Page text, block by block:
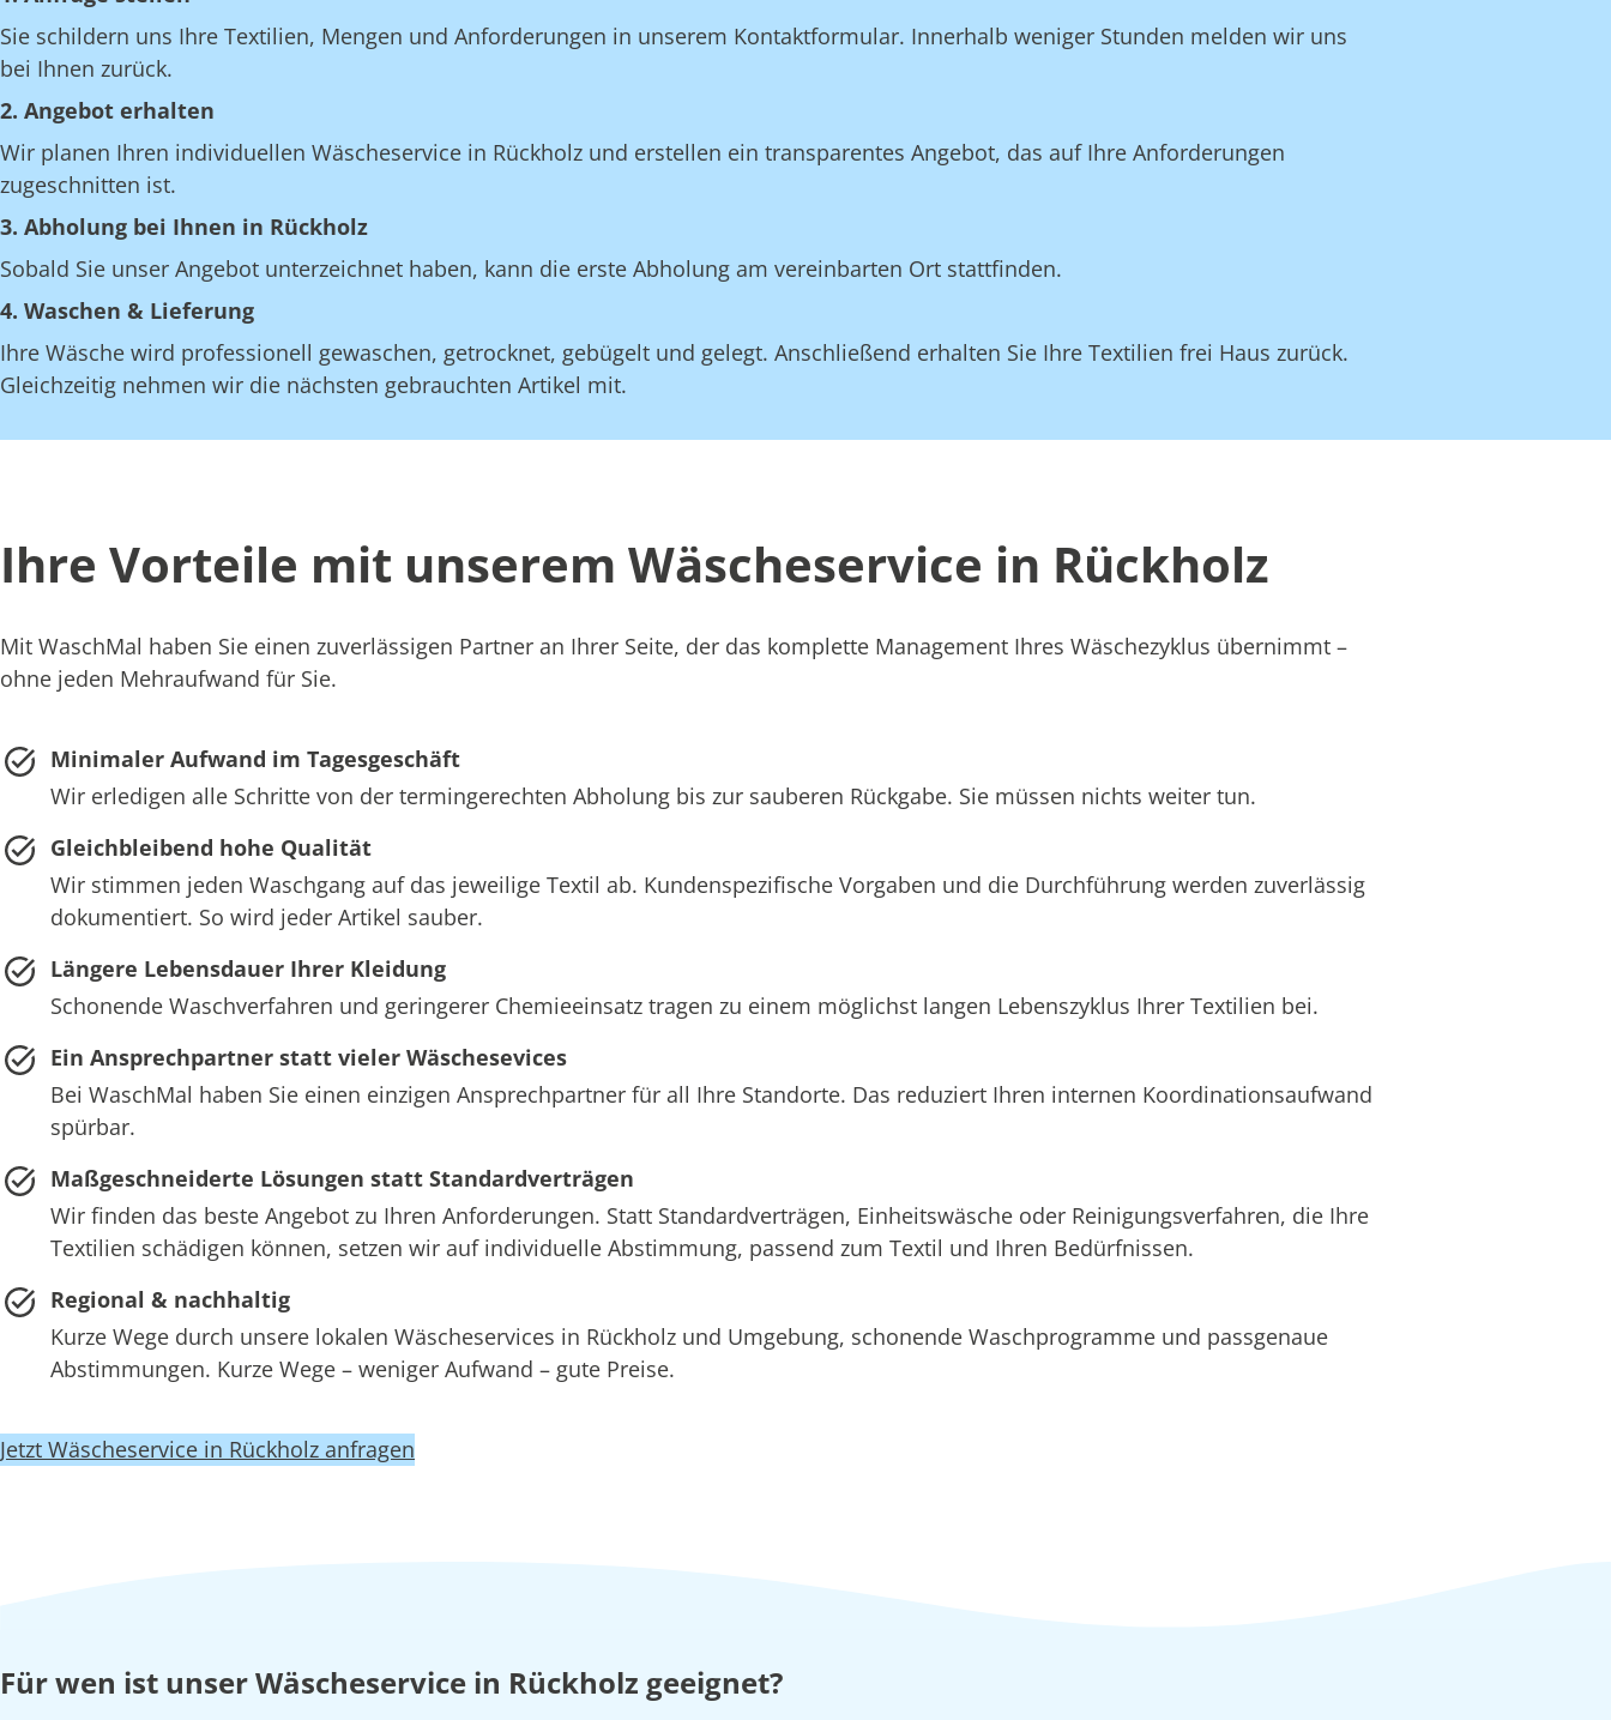
Sie schildern uns Ihre Textilien, Mengen und Anforderungen in unserem Kontaktformular. Innerhalb weniger Stunden melden wir uns
bei Ihnen zurück.
2. Angebot erhalten
Wir planen Ihren individuellen Wäscheservice in Rückholz und erstellen ein transparentes Angebot, das auf Ihre Anforderungen
zugeschnitten ist.
3. Abholung bei Ihnen in Rückholz
Sobald Sie unser Angebot unterzeichnet haben, kann die erste Abholung am vereinbarten Ort stattfinden.
4. Waschen & Lieferung
Ihre Wäsche wird professionell gewaschen, getrocknet, gebügelt und gelegt. Anschließend erhalten Sie Ihre Textilien frei Haus zurück.
Gleichzeitig nehmen wir die nächsten gebrauchten Artikel mit.
Ihre Vorteile mit unserem Wäscheservice in Rückholz
Mit WaschMal haben Sie einen zuverlässigen Partner an Ihrer Seite, der das komplette Management Ihres Wäschezyklus übernimmt –
ohne jeden Mehraufwand für Sie.
Minimaler Aufwand im Tagesgeschäft
Wir erledigen alle Schritte von der termingerechten Abholung bis zur sauberen Rückgabe. Sie müssen nichts weiter tun.
Gleichbleibend hohe Qualität
Wir stimmen jeden Waschgang auf das jeweilige Textil ab. Kundenspezifische Vorgaben und die Durchführung werden zuverlässig
dokumentiert. So wird jeder Artikel sauber.
Längere Lebensdauer Ihrer Kleidung
Schonende Waschverfahren und geringerer Chemieeinsatz tragen zu einem möglichst langen Lebenszyklus Ihrer Textilien bei.
Ein Ansprechpartner statt vieler Wäschesevices
Bei WaschMal haben Sie einen einzigen Ansprechpartner für all Ihre Standorte. Das reduziert Ihren internen Koordinationsaufwand
spürbar.
Maßgeschneiderte Lösungen statt Standardverträgen
Wir finden das beste Angebot zu Ihren Anforderungen. Statt Standardverträgen, Einheitswäsche oder Reinigungsverfahren, die Ihre
Textilien schädigen können, setzen wir auf individuelle Abstimmung, passend zum Textil und Ihren Bedürfnissen.
Regional & nachhaltig
Kurze Wege durch unsere lokalen Wäscheservices in Rückholz und Umgebung, schonende Waschprogramme und passgenaue
Abstimmungen. Kurze Wege – weniger Aufwand – gute Preise.
Jetzt Wäscheservice in Rückholz anfragen
Für wen ist unser Wäscheservice in Rückholz geeignet?